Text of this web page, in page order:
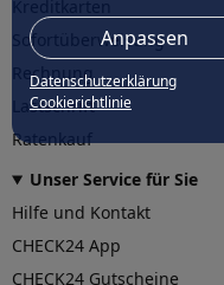
Anpassen
Datenschutzerklärung
Cookierichtlinie
Sofortüberweisung
Rechnung
Lastschrift
Ratenkauf
Unser Service für Sie
Hilfe und Kontakt
CHECK24 App
CHECK24 Gutscheine